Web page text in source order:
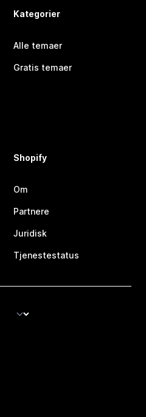
Kategorier
Alle temaer
Gratis temaer
Shopify
Om
Partnere
Juridisk
Tjenestestatus